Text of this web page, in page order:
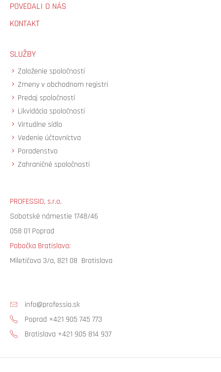
POVEDALI O NÁS
KONTAKT
SLUŽBY
Založenie spoločností
Zmeny v obchodnom registri
Predaj spoločností
Likvidácia spoločností
Virtuálne sídlo
Vedenie účtovníctva
Poradenstvo
Zahraničné spoločnosti
PROFESSIO, s.r.o.
Sobotské námestie 1748/46
058 01 Poprad
Pobočka Bratislava:
Miletičova 3/a, 821 08 Bratislava
info@professio.sk
Poprad +421 905 745 773
Bratislava +421 905 814 937